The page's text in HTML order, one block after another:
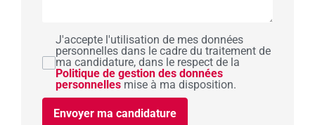
J'accepte l'utilisation de mes données
personnelles dans le cadre du traitement de
ma candidature, dans le respect de la
Politique de gestion des données
personnelles mise à ma disposition.
Envoyer ma candidature